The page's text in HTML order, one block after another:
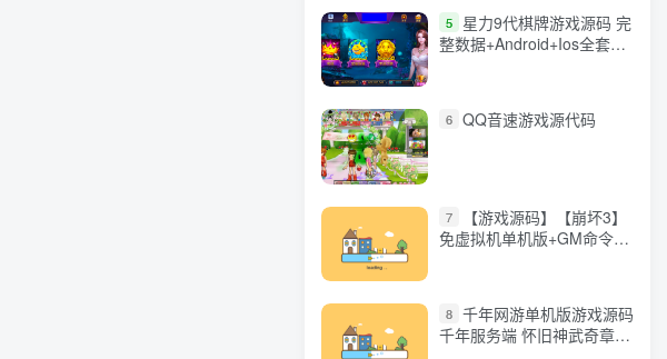
5
星力9代棋牌游戏源码 完
整数据+Android+Ios全套
6 QQ音速游戏源代码
7
【游戏源码】【崩坏3】
免虚拟机单机版+GM命令
8 千年网游单机版游戏源码
千年服务端 怀旧神武奇章一